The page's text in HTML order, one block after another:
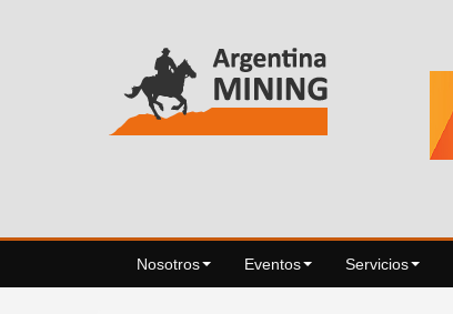
Nosotros Eventos Servicios